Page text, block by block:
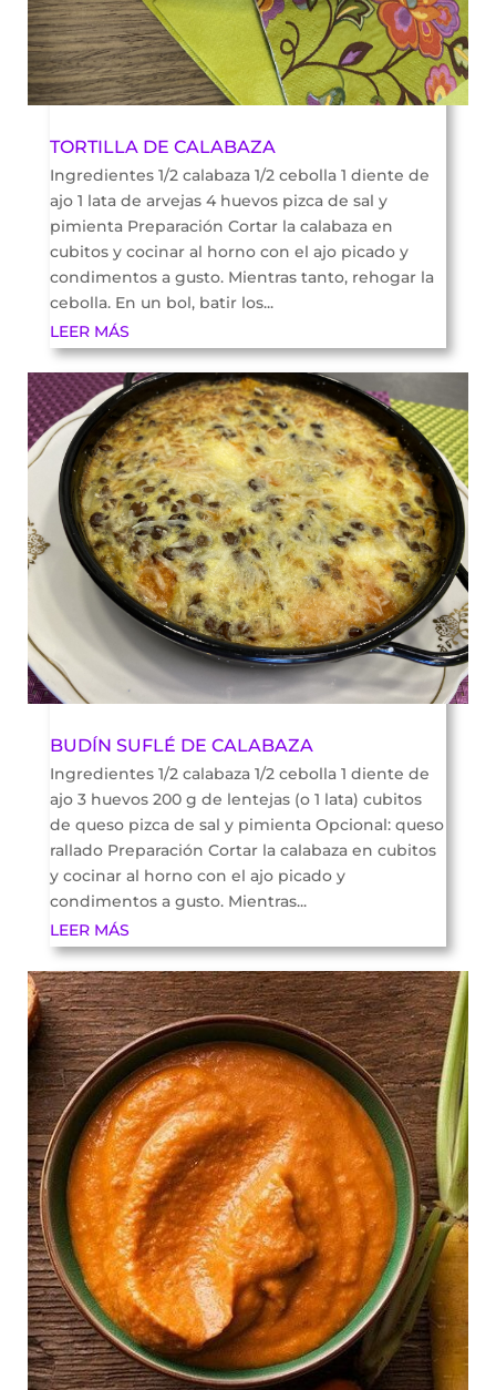
TORTILLA DE CALABAZA
Ingredientes 1/2 calabaza 1/2 cebolla 1 diente de
ajo 1 lata de arvejas 4 huevos pizca de sal y
pimienta Preparación Cortar la calabaza en
cubitos y cocinar al horno con el ajo picado y
condimentos a gusto. Mientras tanto, rehogar la
cebolla. En un bol, batir los...
LEER MÁS
BUDÍN SUFLÉ DE CALABAZA
Ingredientes 1/2 calabaza 1/2 cebolla 1 diente de
ajo 3 huevos 200 g de lentejas (o 1 lata) cubitos
de queso pizca de sal y pimienta Opcional: queso
rallado Preparación Cortar la calabaza en cubitos
y cocinar al horno con el ajo picado y
condimentos a gusto. Mientras...
LEER MÁS